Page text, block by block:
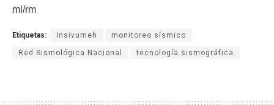
ml/rm
Etiquetas: Insivumeh monitoreo sísmico
Red Sismológica Nacional tecnología sismográfica